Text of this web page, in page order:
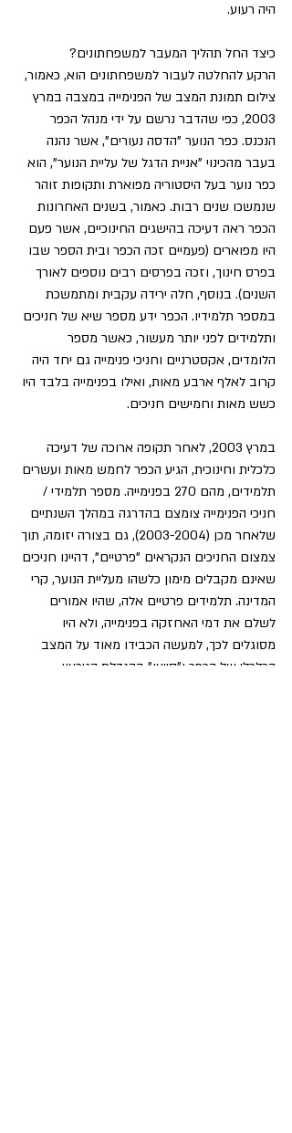
היה רעוע.
כיצד החל תהליך המעבר למשפחתונים?
הרקע להחלטה לעבור למשפחתונים הוא, כאמור,
צילום תמונת המצב של הפנימייה במצבה במרץ
2003, כפי שהדבר נרשם על ידי מנהל הכפר
הנכנס. כפר הנוער "הדסה נעורים", אשר נהנה
בעבר מהכינוי "אניית הדגל של עליית הנוער", הוא
כפר נוער בעל היסטוריה מפוארת ותקופות זוהר
שנמשכו שנים רבות. כאמור, בשנים האחרונות
הכפר ראה דעיכה בהישגים החינוכיים, אשר פעם
היו מפוארים (פעמיים זכה הכפר ובית הספר שבו
בפרס חינוך, וזכה בפרסים רבים נוספים לאורך
השנים). בנוסף, חלה ירידה עקבית ומתמשכת
במספר תלמידיו. הכפר ידע מספר שיא של חניכים
ותלמידים לפני יותר מעשור, כאשר מספר
הלומדים, אקסטרניים וחניכי פנימייה גם יחד היה
קרוב לאלף ארבע מאות, ואילו בפנימייה בלבד היו
כשש מאות וחמישים חניכים.
במרץ 2003, לאחר תקופה ארוכה של דעיכה
כלכלית וחינוכית, הגיע הכפר לחמש מאות ועשרים
תלמידים, מהם 270 בפנימייה. מספר תלמידי /
חניכי הפנימייה צומצם בהדרגה במהלך השנתיים
שלאחר מכן (2003-2004), גם בצורה יזומה, תוך
צמצום החניכים הנקראים "פרטיים", דהיינו חניכים
שאינם מקבלים מימון כלשהו מעליית הנוער, קרי
המדינה. תלמידים פרטיים אלה, שהיו אמורים
לשלם את דמי האחזקה בפנימייה, ולא היו
מסוגלים לכך, למעשה הכבידו מאוד על המצב
הכלכלי של הכפר ו"סייעו" בהגדלת הגירעון